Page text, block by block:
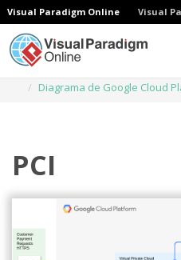
Visual Paradigm Online Visual
Diagrama de Google Cloud
PCI